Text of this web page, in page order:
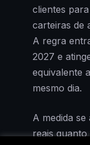
clientes
carteiras de
A regra
2027 e
equivalente
mesmo dia.
A medida
reais